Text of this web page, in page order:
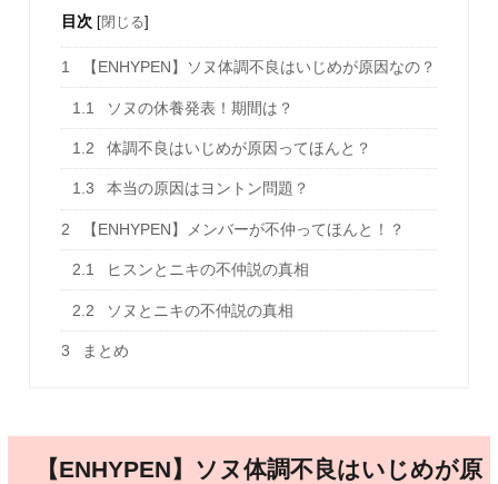
目次 [閉じる]
1 【ENHYPEN】ソヌ体調不良はいじめが原因なの？
1.1 ソヌの休養発表！期間は？
1.2 体調不良はいじめが原因ってほんと？
1.3 本当の原因はヨントン問題？
2 【ENHYPEN】メンバーが不仲ってほんと！？
2.1 ヒスンとニキの不仲説の真相
2.2 ソヌとニキの不仲説の真相
3 まとめ
【ENHYPEN】ソヌ体調不良はいじめが原